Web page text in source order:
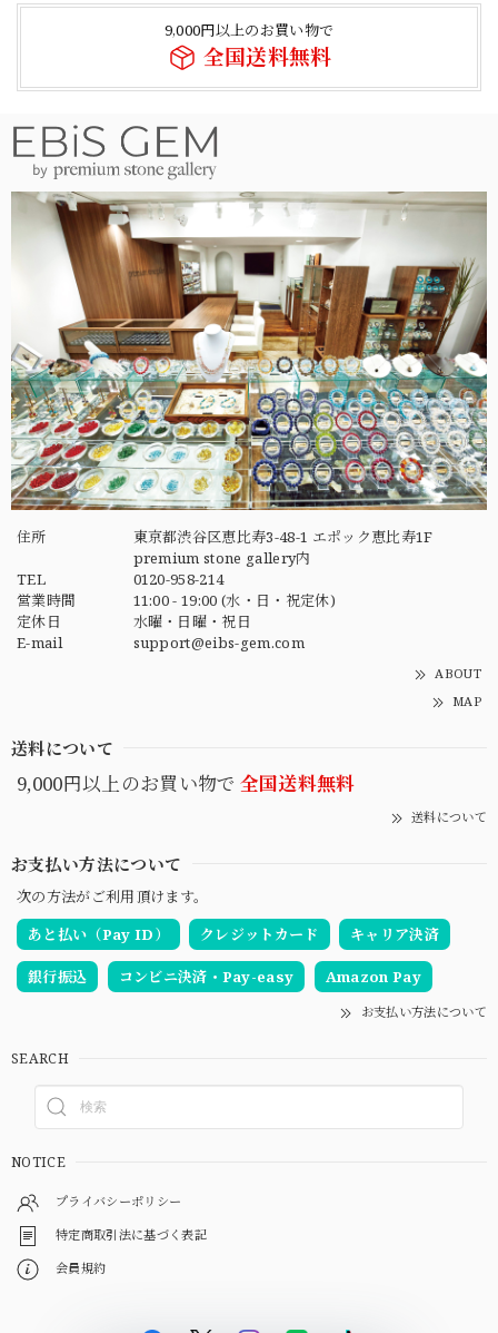
9,000円以上のお買い物で
全国送料無料
住所
東京都渋谷区恵比寿3-48-1 エポック恵比寿1F
premium stone gallery内
TEL
0120-958-214
営業時間
11:00 - 19:00 (水・日・祝定休)
定休日
水曜・日曜・祝日
E-mail
support@eibs-gem.com
ABOUT
MAP
送料について
9,000円以上のお買い物で 全国送料無料
送料について
お支払い方法について
次の方法がご利用頂けます。
あと払い（Pay ID）
クレジットカード キャリア決済
銀行振込 コンビニ決済・Pay-easy Amazon Pay
お支払い方法について
SEARCH
NOTICE
プライバシーポリシー
特定商取引法に基づく表記
会員規約